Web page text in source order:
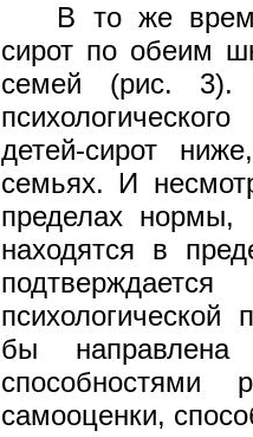
В то же
сирот по обеим
семей (рис. 3).
детей-сирот
семьях. И
пределах нормы,
находятся в
бы
самооценки,